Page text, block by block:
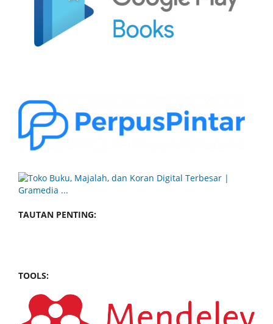
TAUTAN PENTING:
TOOLS: